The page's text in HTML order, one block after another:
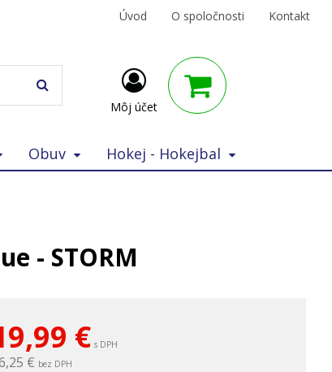
Úvod O spoločnosti Kontakt
Môj účet
Obuv Hokej - Hokejbal
- STORM
€ s DPH
€ bez DPH